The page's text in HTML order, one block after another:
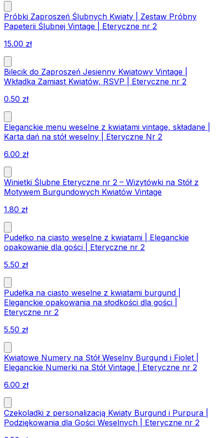
Próbki Zaproszeń Ślubnych Kwiaty | Zestaw Próbny
Papeterii Ślubnej Vintage | Eteryczne nr 2
15.00 zł
Bilecik do Zaproszeń Jesienny Kwiatowy Vintage |
Wkładka Zamiast Kwiatów, RSVP | Eteryczne nr 2
0.50 zł
Eleganckie menu weselne z kwiatami vintage, składane |
Karta dań na stół weselny | Eteryczne Nr 2
6.00 zł
Winietki Ślubne Eteryczne nr 2 – Wizytówki na Stół z
Motywem Burgundowych Kwiatów Vintage
1.80 zł
Pudełko na ciasto weselne z kwiatami | Eleganckie
opakowanie dla gości | Eteryczne nr 2
5.50 zł
Pudełka na ciasto weselne z kwiatami burgund |
Eleganckie opakowania na słodkości dla gości |
Eteryczne nr 2
5.50 zł
Kwiatowe Numery na Stół Weselny Burgund i Fiolet |
Eleganckie Numerki na Stół Vintage | Eteryczne nr 2
6.00 zł
Czekoladki z personalizacją Kwiaty Burgund i Purpura |
Podziękowania dla Gości Weselnych | Eteryczne nr 2